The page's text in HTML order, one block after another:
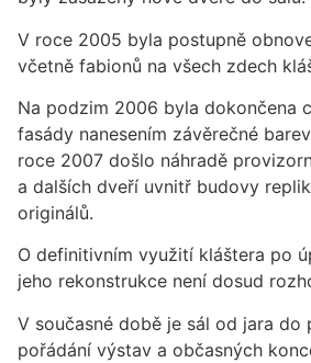
V roce 2005 byla postupně
včetně fabionů na všech zdech
Na podzim 2006 byla dokončena
fasády nanesením závěrečné
roce 2007 došlo náhradě
a dalších dveří uvnitř budovy
originálů.
O definitivním využití kláštera po
jeho rekonstrukce není dosud
V současné době je sál od jara do
pořádání výstav a občasných